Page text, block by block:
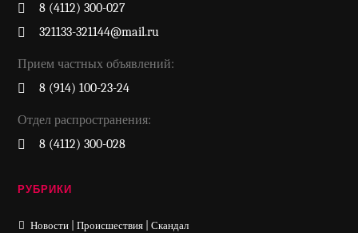
8 (4112) 300-027
321133-321144@mail.ru
Прием частных объявлений:
8 (914) 100-23-24
Отдел распространения:
8 (4112) 300-028
РУБРИКИ
Новости | Происшествия | Скандал